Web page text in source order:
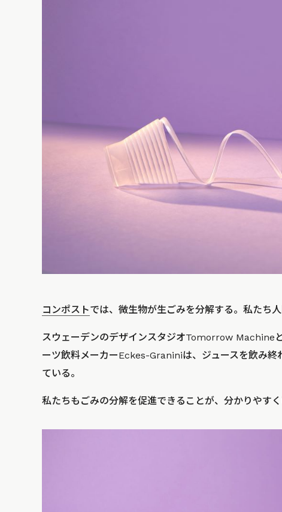
コンポストでは、微生物が生ごみを分解する。私たち
スウェーデンのデザインスタジオTomorrow Machine
ーツ飲料メーカーEckes-Graniniは、ジュースを飲み
ている。
私たちもごみの分解を促進できることが、分かりやす